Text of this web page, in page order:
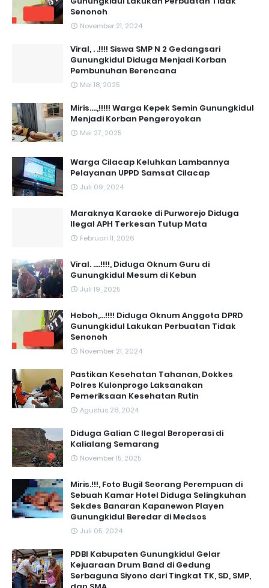
Senonoh
November 21, 2024
Viral, . .!!!! Siswa SMP N 2 Gedangsari
Gunungkidul Diduga Menjadi Korban
Pembunuhan Berencana
Mei 18, 2025
Miris....,!!!!! Warga Kepek Semin Gunungkidul
Menjadi Korban Pengeroyokan
Mei 27, 2025
Warga Cilacap Keluhkan Lambannya
Pelayanan UPPD Samsat Cilacap
Juli 09, 2024
Maraknya Karaoke di Purworejo Diduga
Ilegal APH Terkesan Tutup Mata
Februari 11, 2026
Viral. ....!!!!, Diduga Oknum Guru di
Gunungkidul Mesum di Kebun
Juli 19, 2025
Heboh,...!!!! Diduga Oknum Anggota DPRD
Gunungkidul Lakukan Perbuatan Tidak
Senonoh
November 21, 2024
Pastikan Kesehatan Tahanan, Dokkes
Polres Kulonprogo Laksanakan
Pemeriksaan Kesehatan Rutin
Agustus 28, 2024
Diduga Galian C Ilegal Beroperasi di
Kalialang Semarang
November 15, 2025
Miris.!!!, Foto Bugil Seorang Perempuan di
Sebuah Kamar Hotel Diduga Selingkuhan
Sekdes Banaran Kapanewon Playen
Gunungkidul Beredar di Medsos
Juli 05, 2024
PDBI Kabupaten Gunungkidul Gelar
Kejuaraan Drum Band di Gedung
Serbaguna Siyono dari Tingkat TK, SD, SMP,